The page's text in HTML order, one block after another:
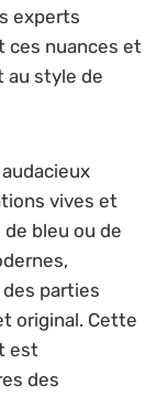
experts
ces nuances et
au style de
vives et
bleu ou de
parties
original. Cette
est
des